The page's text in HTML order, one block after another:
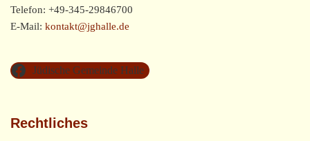
Telefon: +49-345-29846700
E-Mail: kontakt@jghalle.de
Jüdische Gemeinde Halle
Rechtliches